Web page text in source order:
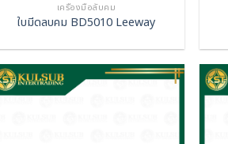
เครื่องมือลับคม
ใบมีดลบคม BD5010 Leeway